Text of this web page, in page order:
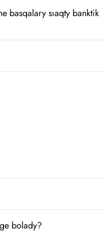
basqalary sıaqty banktik
bolady?